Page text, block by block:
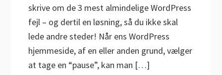
skrive om de 3 mest almindelige WordPress
fejl – og dertil en løsning, så du ikke skal
lede andre steder! Når ens WordPress
hjemmeside, af en eller anden grund, vælger
at tage en “pause”, kan man […]